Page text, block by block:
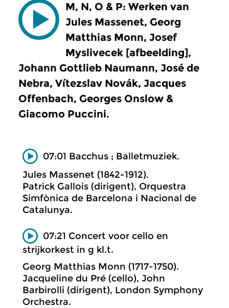
M, N, O & P: Werken van
Jules Massenet, Georg
Matthias Monn, Josef
Myslivecek [afbeelding],
Johann Gottlieb Naumann, José de
Nebra, Vítezslav Novák, Jacques
Offenbach, Georges Onslow &
Giacomo Puccini.
07:01 Bacchus ; Balletmuziek.
Jules Massenet (1842-1912).
Patrick Gallois (dirigent), Orquestra
Simfònica de Barcelona i Nacional de
Catalunya.
07:21 Concert voor cello en
strijkorkest in g kl.t.
Georg Matthias Monn (1717-1750).
Jacqueline du Pré (cello), John
Barbirolli (dirigent), London Symphony
Orchestra.